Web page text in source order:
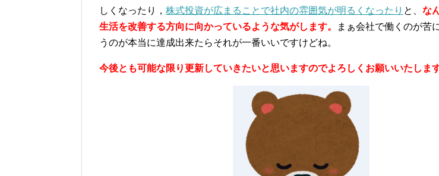
しくなったり， 株式投資が広まることで社内の雰囲気が明るくなったり と、 な
生活を改善する方向に向かっているような気がします。
まぁ会社で働くのが苦
うのが本当に達成出来たらそれが一番いいですけどね。
今後とも可能な限り更新していきたいと思いますのでよろしくお願いいたします